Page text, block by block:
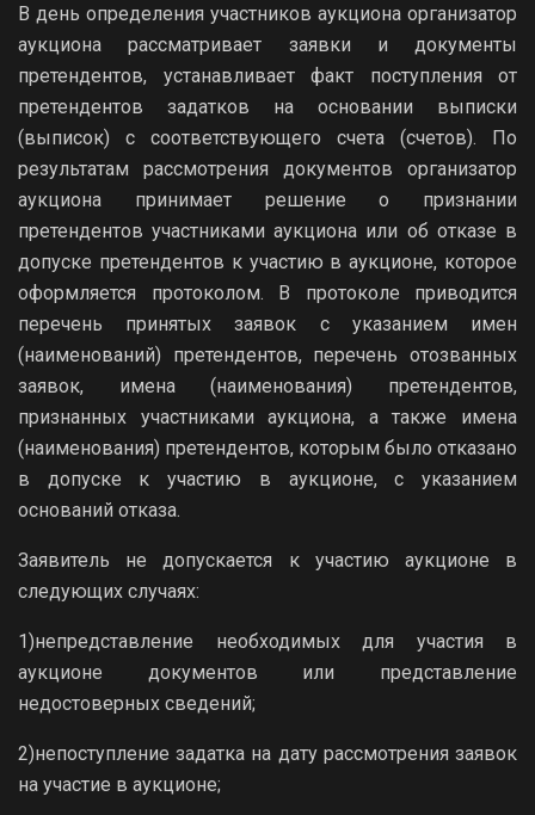
В день определения участников аукциона организатор
аукциона рассматривает заявки и документы
претендентов, устанавливает факт поступления от
претендентов задатков на основании выписки
(выписок) с соответствующего счета (счетов). По
результатам рассмотрения документов организатор
аукциона принимает решение о признании
претендентов участниками аукциона или об отказе в
допуске претендентов к участию в аукционе, которое
оформляется протоколом. В протоколе приводится
перечень принятых заявок с указанием имен
(наименований) претендентов, перечень отозванных
заявок, имена (наименования) претендентов,
признанных участниками аукциона, а также имена
(наименования) претендентов, которым было отказано
в допуске к участию в аукционе, с указанием
оснований отказа.
Заявитель не допускается к участию аукционе в
следующих случаях:
1)непредставление необходимых для участия в
аукционе документов или представление
недостоверных сведений;
2)непоступление задатка на дату рассмотрения заявок
на участие в аукционе;